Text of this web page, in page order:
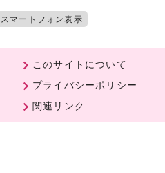
スマートフォン表示
このサイトについて
プライバシーポリシー
関連リンク